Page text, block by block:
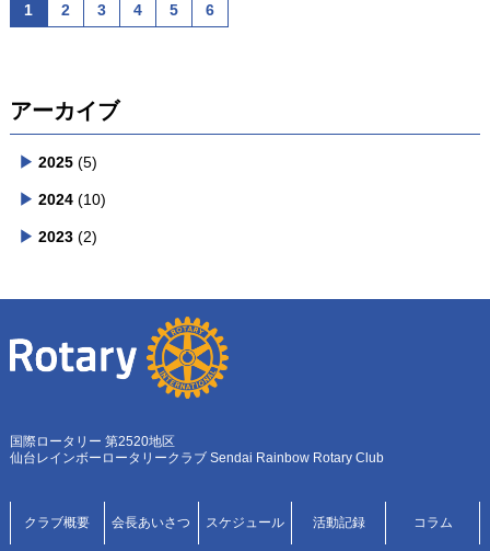
1 2 3 4 5 6
アーカイブ
2025(5)
2024(10)
2023(2)
国際ロータリー 第2520地区
仙台レインボーロータリークラブ Sendai Rainbow Rotary Club
クラブ概要 会長あいさつ スケジュール 活動記録 コラム